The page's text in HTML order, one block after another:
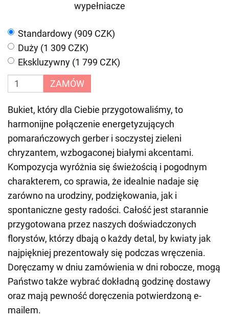
wypełniacze
Standardowy (909 CZK)
Duży (1 309 CZK)
Ekskluzywny (1 799 CZK)
ZAMÓW
Bukiet, który dla Ciebie przygotowaliśmy, to
harmonijne połączenie energetyzujących
pomarańczowych gerber i soczystej zieleni
chryzantem, wzbogaconej białymi akcentami.
Kompozycja wyróżnia się świeżością i pogodnym
charakterem, co sprawia, że idealnie nadaje się
zarówno na urodziny, podziękowania, jak i
spontaniczne gesty radości. Całość jest starannie
przygotowana przez naszych doświadczonych
florystów, którzy dbają o każdy detal, by kwiaty jak
najpiękniej prezentowały się podczas wręczenia.
Doręczamy w dniu zamówienia w dni robocze, mogą
Państwo także wybrać dokładną godzinę dostawy
oraz mają pewność doręczenia potwierdzoną e-
mailem.